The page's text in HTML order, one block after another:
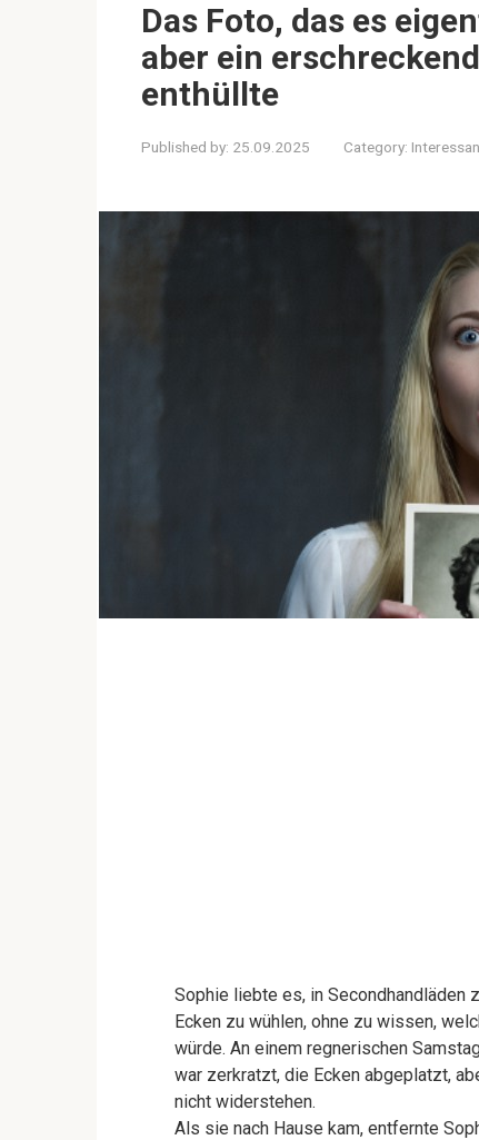
Das Foto, das es
aber ein
enthüllte
Published by: 25.09.2025 Category:
Sophie liebte es, in Secondhandläden
Ecken zu wühlen, ohne zu wissen,
würde. An einem regnerischen
war zerkratzt, die Ecken abgeplatzt,
nicht widerstehen.
Als sie nach Hause kam, entfernte